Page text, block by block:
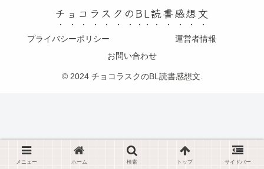
チョコラスクのBL読書感想文
プライバシーポリシー
運営者情報
お問い合わせ
© 2024 チョコラスクのBL読書感想文.
メニュー ホーム 検索 トップ サイドバー